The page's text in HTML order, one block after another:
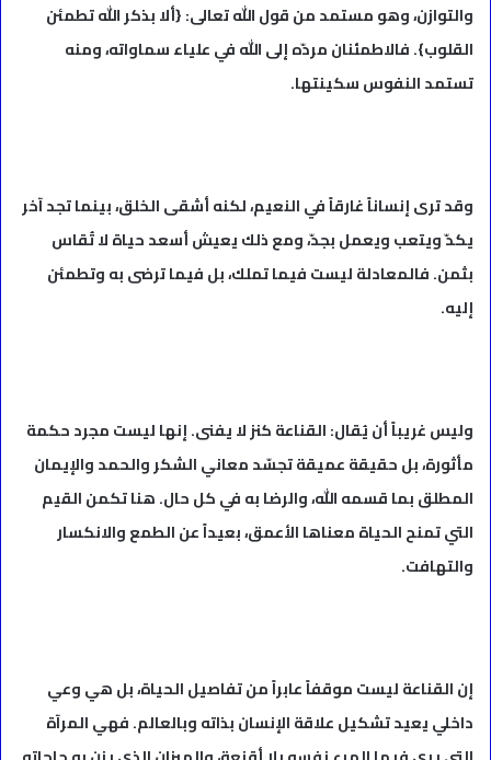
والتوازن، وهو مستمد من قول الله تعالى: {ألا بذكر الله تطمئن
القلوب}. فالاطمئنان مردّه إلى الله في علياء سماواته، ومنه
تستمد النفوس سكينتها.
وقد ترى إنساناً غارقاً في النعيم، لكنه أشقى الخلق، بينما تجد آخر
يكدّ ويتعب ويعمل بجدّ، ومع ذلك يعيش أسعد حياة لا تُقاس
بثمن. فالمعادلة ليست فيما تملك، بل فيما ترضى به وتطمئن
إليه.
وليس غريباً أن يُقال: القناعة كنز لا يفنى. إنها ليست مجرد حكمة
مأثورة، بل حقيقة عميقة تجسّد معاني الشكر والحمد والإيمان
المطلق بما قسمه الله، والرضا به في كل حال. هنا تكمن القيم
التي تمنح الحياة معناها الأعمق، بعيداً عن الطمع والانكسار
والتهافت.
إن القناعة ليست موقفاً عابراً من تفاصيل الحياة، بل هي وعي
داخلي يعيد تشكيل علاقة الإنسان بذاته وبالعالم. فهي المرآة